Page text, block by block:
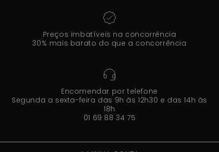
Preços imbatíveis na concorrência
30% mais barato do que a concorrência
Encomendar por telefone
Segunda a sexta-feira das 9h às 12h30 e das 14h às
18h
01 69 88 34 75